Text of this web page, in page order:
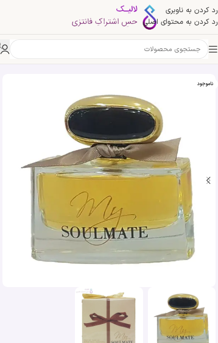
رد کردن به ناوبری
رد کردن به محتوای اصلی
خانه »فروشگاه »ادکلن My Soulmate فراگرنس ورد | Fragrance World My Soulmate
ناموجود